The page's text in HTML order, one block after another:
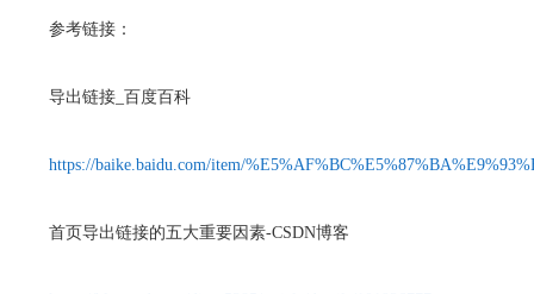
参考链接：
导出链接_百度百科
https://baike.baidu.com/item/
首页导出链接的五大重要因素-CSDN博客